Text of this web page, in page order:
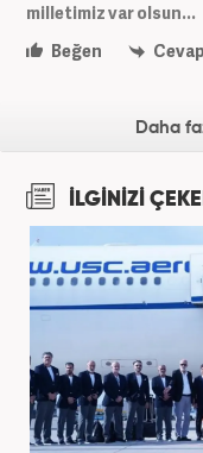
milletimiz var olsun...
Beğen
Daha
İLGİNİZİ